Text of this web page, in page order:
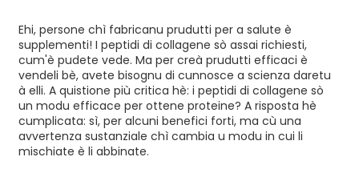
Ehi, persone chì fabricanu prudutti per a salute è
supplementi! I peptidi di collagene sò assai richiesti,
cum'è pudete vede. Ma per creà prudutti efficaci è
vendeli bè, avete bisognu di cunnosce a scienza daretu
à elli. A quistione più critica hè: i peptidi di collagene sò
un modu efficace per ottene proteine? A risposta hè
cumplicata: sì, per alcuni benefici forti, ma cù una
avvertenza sustanziale chì cambia u modu in cui li
mischiate è li abbinate.